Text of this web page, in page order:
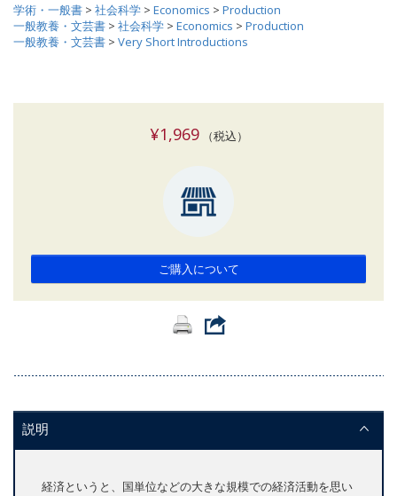
学術・一般書 > 社会科学 > Economics > Production
一般教養・文芸書 > 社会科学 > Economics > Production
一般教養・文芸書 > Very Short Introductions
¥1,969（税込）
ご購入について
説明
経済というと、国単位などの大きな規模での経済活動を思い